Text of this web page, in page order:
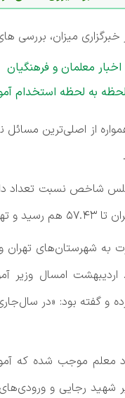
خبرگزاری میزان،
معلمان و فرهنگیان
به لحظه استخدام
دادند.
به شهرستان‌های
اردیبهشت امسال
موجب شده که
شهید رجایی و